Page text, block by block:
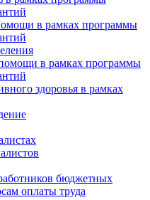
в рамках программы
помощи в рамках программы
здоровья в рамках
бюджетных
оплаты труда